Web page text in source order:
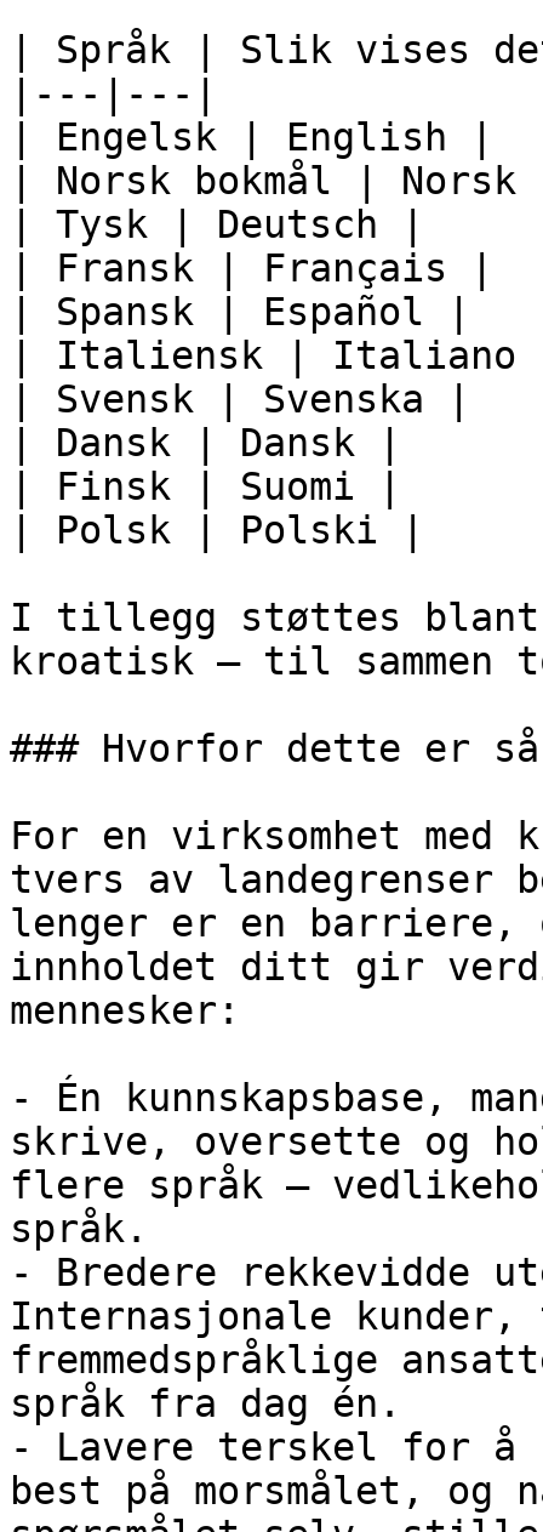
| Språk | Slik vises
|---|---|
| Engelsk | English |
| Norsk bokmål | Norsk
| Tysk | Deutsch |
| Fransk | Français |
| Spansk | Español |
| Italiensk | Italiano
| Svensk | Svenska |
| Dansk | Dansk |
| Finsk | Suomi |
| Polsk | Polski |
I tillegg støttes blant
kroatisk – til sammen
### Hvorfor dette er
For en virksomhet
tvers av landegrenser
lenger er en barriere,
innholdet ditt gir
mennesker:
- Én kunnskapsbase,
skrive, oversette og
flere språk –
språk.
- Bredere rekkevidde
Internasjonale
fremmedspråklige
språk fra dag én.
- Lavere terskel for å
best på morsmålet, og